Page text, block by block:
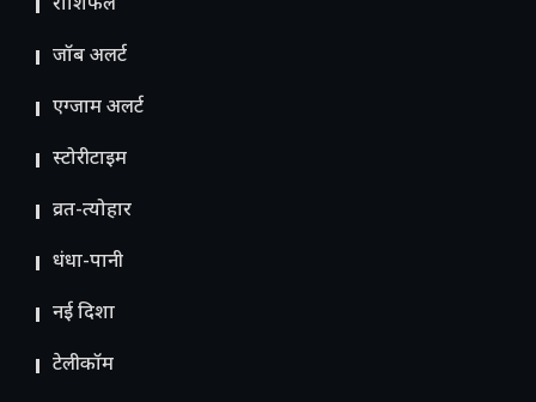
जॉब अलर्ट
एग्जाम अलर्ट
स्टोरीटाइम
व्रत-त्योहार
धंधा-पानी
नई दिशा
टेलीकॉम